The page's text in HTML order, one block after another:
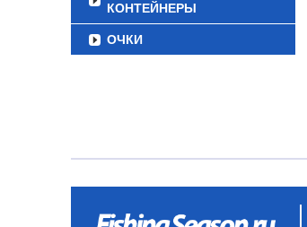
КОНТЕЙНЕРЫ
ОЧКИ